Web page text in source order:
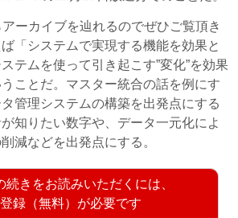
ーカイブを辿れるのでぜひご覧頂き
「システムで実現する機能を効果と
テムを使って引き起こす”変化”を効果
ことだ。マスター統合の話を例にす
管理システムの構築を出発点にする
知りたい数字や、データ一元化によ
減などを出発点にする。
続きをお読みいただくには、
録（無料）が必要です